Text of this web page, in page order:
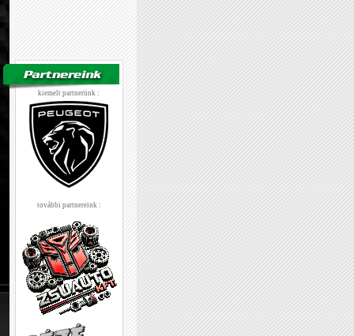
kiemelt partnerünk :
további partnereink :